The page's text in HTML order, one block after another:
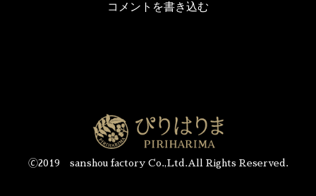
コメントを書き込む
🄫2019 sanshou factory Co.,Ltd.All Rights Reserved.